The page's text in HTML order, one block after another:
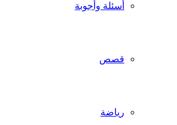
أسئلة وأجوبة
قصص
رياضة